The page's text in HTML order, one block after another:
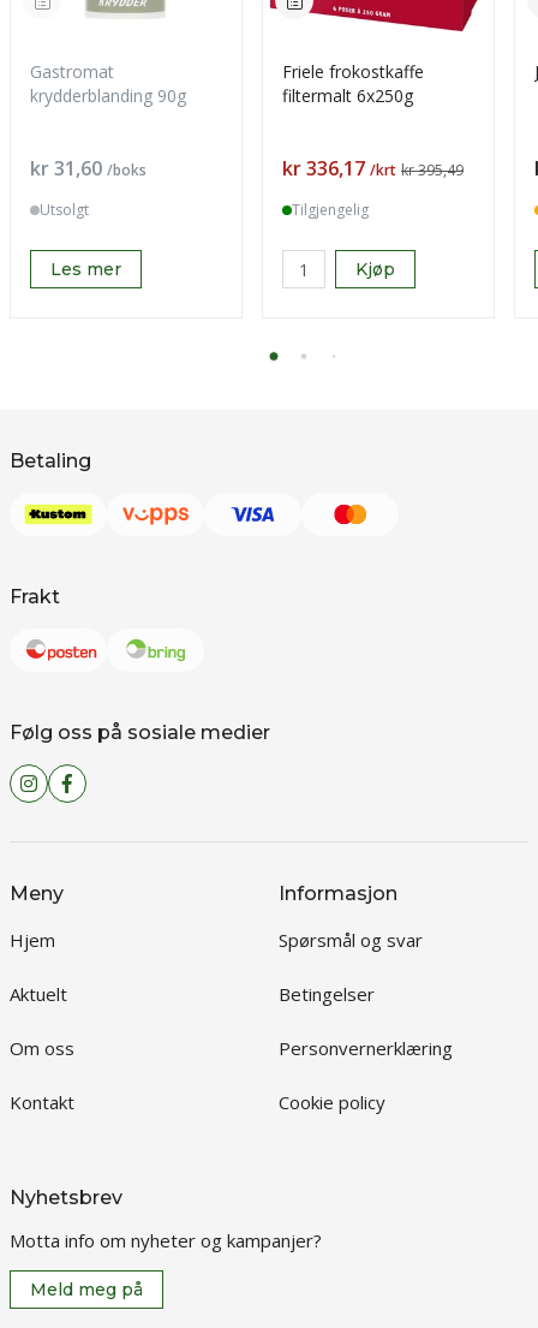
Gastromat
krydderblanding 90g
Pris
kr 31,60 /boks
Utsolgt
Les mer
Friele frokostkaffe
filtermalt 6x250g
Pris
kr 336,17 /krt kr 395,49
Tilgjengelig
Kjøp
Betaling
Frakt
Følg oss på sosiale medier
Meny
Hjem
Aktuelt
Om oss
Kontakt
Informasjon
Spørsmål og svar
Betingelser
Personvernerklæring
Cookie policy
Nyhetsbrev
Motta info om nyheter og kampanjer?
Meld meg på